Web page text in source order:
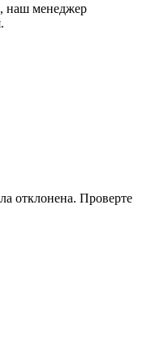
наш менеджер
отклонена. Проверте